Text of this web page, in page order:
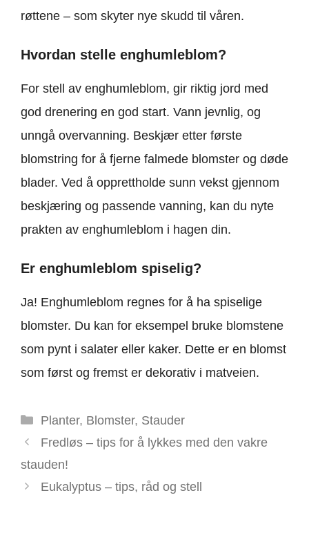
røttene – som skyter nye skudd til våren.
Hvordan stelle enghumleblom?
For stell av enghumleblom, gir riktig jord med
god drenering en god start. Vann jevnlig, og
unngå overvanning. Beskjær etter første
blomstring for å fjerne falmede blomster og døde
blader. Ved å opprettholde sunn vekst gjennom
beskjæring og passende vanning, kan du nyte
prakten av enghumleblom i hagen din.
Er enghumleblom spiselig?
Ja! Enghumleblom regnes for å ha spiselige
blomster. Du kan for eksempel bruke blomstene
som pynt i salater eller kaker. Dette er en blomst
som først og fremst er dekorativ i matveien.
Kategorier
Planter, Blomster, Stauder
Fredløs – tips for å lykkes med den vakre
stauden!
Eukalyptus – tips, råd og stell